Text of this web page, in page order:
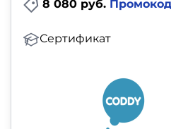
8 080 руб. Промокод
Сертификат